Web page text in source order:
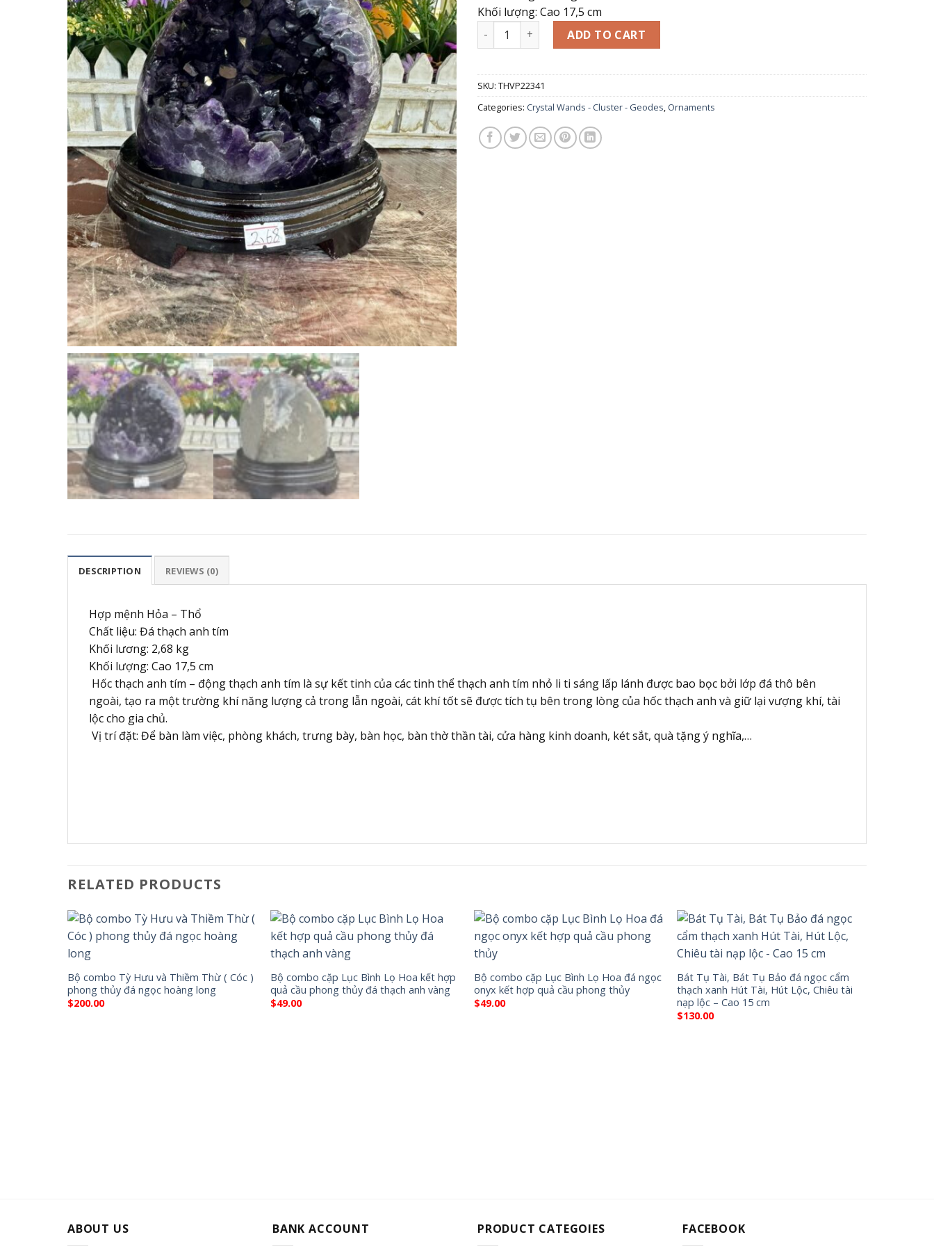
Khối lượng: Cao 17,5 cm
Trụ đá phong thủy trấn thạch đá thạch anh trắng - Nặng 2,68 kg quantity
ADD TO CART
SKU: THVP22341
Categories: Crystal Wands - Cluster - Geodes, Ornaments
DESCRIPTION REVIEWS (0)
Hợp mệnh Hỏa – Thổ
Chất liệu: Đá thạch anh tím
Khối lương: 2,68 kg
Khối lượng: Cao 17,5 cm
Hốc thạch anh tím – động thạch anh tím là sự kết tinh của các tinh thể thạch anh tím nhỏ li ti sáng lấp lánh được bao bọc bởi lớp đá thô bên
ngoài, tạo ra một trường khí năng lượng cả trong lẫn ngoài, cát khí tốt sẽ được tích tụ bên trong lòng của hốc thạch anh và giữ lại vượng khí, tài
lộc cho gia chủ.
Vị trí đặt: Để bàn làm việc, phòng khách, trưng bày, bàn học, bàn thờ thần tài, cửa hàng kinh doanh, két sắt, quà tặng ý nghĩa,…
RELATED PRODUCTS
Bộ combo Tỳ Hưu và Thiềm Thừ ( Cóc )
phong thủy đá ngọc hoàng long
$200.00
Bộ combo cặp Lục Bình Lọ Hoa kết hợp
quả cầu phong thủy đá thạch anh vàng
$49.00
Bộ combo cặp Lục Bình Lọ Hoa đá ngọc
onyx kết hợp quả cầu phong thủy
$49.00
Bát Tụ Tài, Bát Tụ Bảo đá ngọc cẩm
thạch xanh Hút Tài, Hút Lộc, Chiêu tài
nạp lộc – Cao 15 cm
$130.00
ABOUT US BANK ACCOUNT PRODUCT CATEGOIES FACEBOOK